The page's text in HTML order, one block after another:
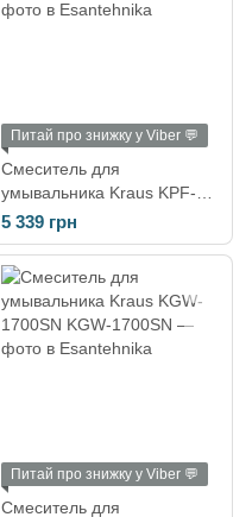
Питай про знижку у Viber 💬
Смеситель для
умывальника Kraus KPF-
2230SN
5 339 грн
Питай про знижку у Viber 💬
Смеситель для